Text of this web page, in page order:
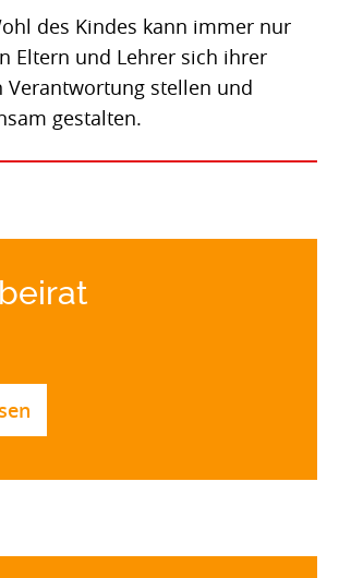
Ganztag
Termine
Schach
des Kindes kann immer nur
Eltern und Lehrer sich ihrer
Verantwortung stellen und
gestalten.